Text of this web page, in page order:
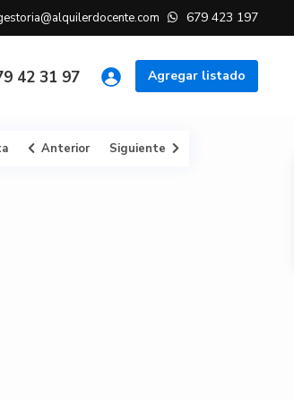
679 423 197
Agregar listado
42 31 97
Anterior Siguiente